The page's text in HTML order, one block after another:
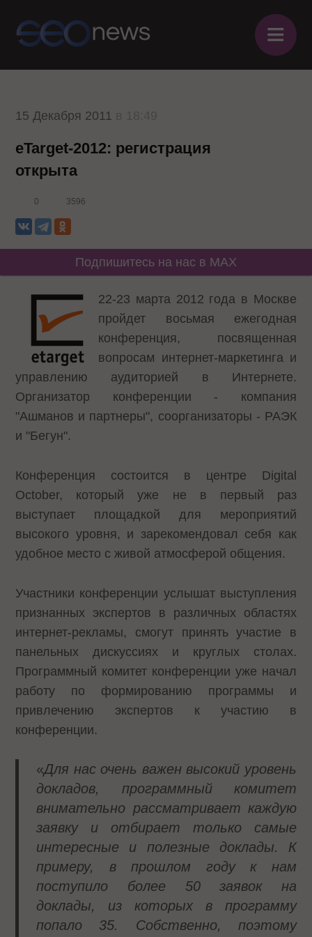
≡
15 Декабря 2011
eTarget-2012: регистрация
открыта
0 3596
Подпишитесь на нас в MAX
22-23 марта 2012 года в Москве
пройдет восьмая ежегодная
конференция, посвященная
вопросам интернет-маркетинга и
управлению аудиторией в Интернете.
Организатор конференции - компания
"Ашманов и партнеры", соорганизаторы - РАЭК
и "Бегун".
Конференция состоится в центре Digital
October, который уже не в первый раз
выступает площадкой для мероприятий
высокого уровня, и зарекомендовал себя как
удобное место с живой атмосферой общения.
Участники конференции услышат выступления
признанных экспертов в различных областях
интернет-рекламы, смогут принять участие в
панельных дискуссиях и круглых столах.
Программный комитет конференции уже начал
работу по формированию программы и
привлечению экспертов к участию в
конференции.
«Для нас очень важен высокий уровень
докладов, программный комитет
внимательно рассматривает каждую
заявку и отбирает только самые
интересные и полезные доклады. К
примеру, в прошлом году к нам
поступило более 50 заявок на
доклады, из которых в программу
попало 35. Собственно, поэтому